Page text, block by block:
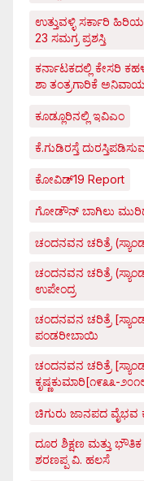
ಉತ್ತುವಳ್ಳಿ ಸರ್ಕಾರಿ
23 ಸಮಗ್ರ ಪ್ರಶಸ್ತಿ
ಕರ್ನಾಟಕದಲ್ಲಿ ಕೇಸರಿ
ಶಾ ತಂತ್ರಗಾರಿಕೆ
ಕೂಡ್ಲೂರಿನಲ್ಲಿ ಇವಿಎಂ
ಕೆ.ಗುಡಿರಸ್ತೆ
ಕೋವಿಡ್‌19 Report
ಗೋಡೌನ್ ಬಾಗಿಲು
ಚಂದನವನ ಚರಿತ್ರೆ
ಚಂದನವನ ಚರಿತ್ರೆ
ಉಪೇಂದ್ರ
ಚಂದನವನ ಚರಿತ್ರೆ
ಪಂಡರೀಬಾಯಿ
ಚಂದನವನ ಚರಿತ್ರೆ
ಕೃಷ್ಣಕುಮಾರಿ[೧೯೩೩-
ಚಿಗುರು ಜಾನಪದ ವೈಭವ
ದೂರ ಶಿಕ್ಷಣ ಮತ್ತು ಭೌತಿಕ
ಶರಣಪ್ಪ ವಿ. ಹಲಸೆ